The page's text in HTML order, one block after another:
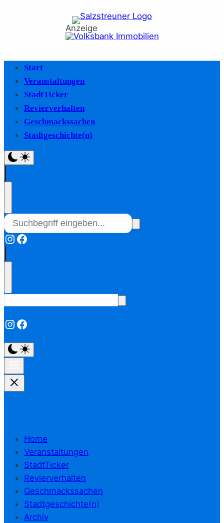
Anzeige
Start
Veranstaltungen
StadtTicker
Revierverhalten
Geschmackssachen
Stadtgeschichte(n)
Instagram
Facebook
Instagram
Facebook
Home
Veranstaltungen
StadtTicker
Revierverhalten
Geschmackssachen
Stadtgeschichte(n)
Archiv